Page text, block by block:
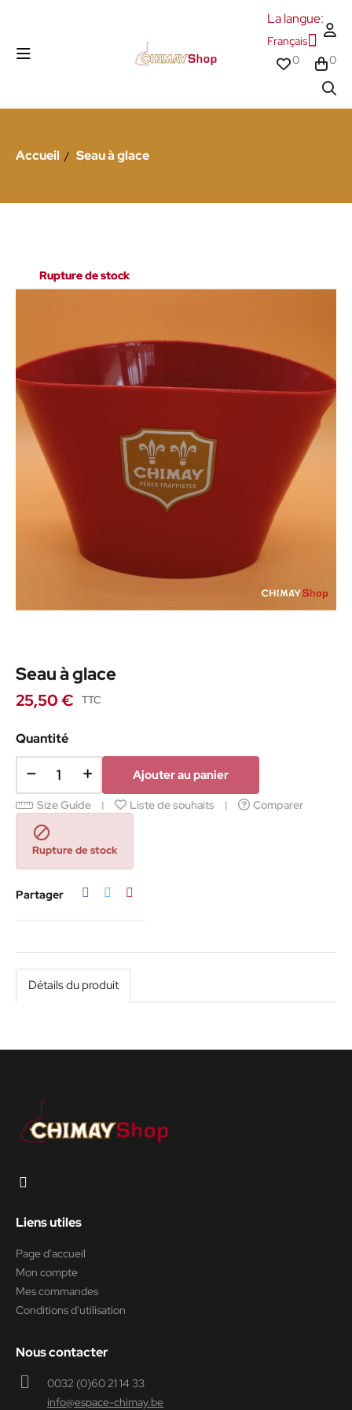
La langue:
Français
0
0
Accueil Seau à glace
Rupture de stock
Rupture de stock
Seau à glace
25,50 € TTC
Quantité
Ajouter au panier
Size Guide Liste de souhaits Comparer

Rupture de stock
Partager
Détails du produit
Liens utiles
Page d'accueil
Mon compte
Mes commandes
Conditions d'utilisation
Nous contacter
0032 (0)60 21 14 33
info@espace-chimay.be